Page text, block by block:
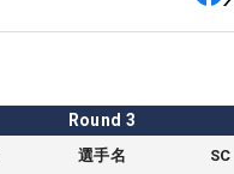
Round 3
選手名 SC